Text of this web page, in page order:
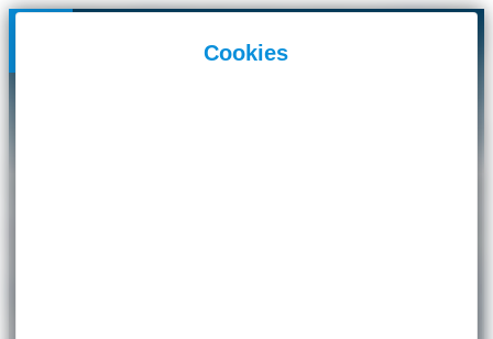
Panneau de gestion des cookies